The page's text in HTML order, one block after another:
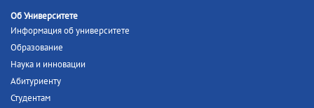
Об Университете
Информация об университете
Образование
Наука и инновации
Абитуриенту
Студентам